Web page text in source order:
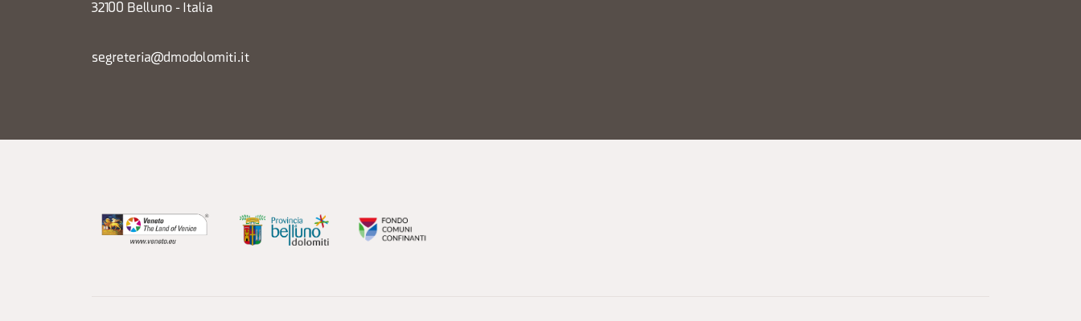
32100 Belluno - Italia
segreteria@dmodolomiti.it